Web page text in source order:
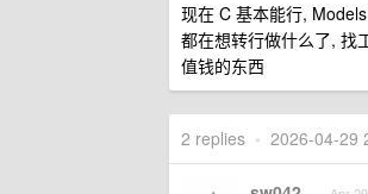
现在 C 基本能行,
都在想转行做什么了, 找
值钱的东西
2 replies • 2026-04-29